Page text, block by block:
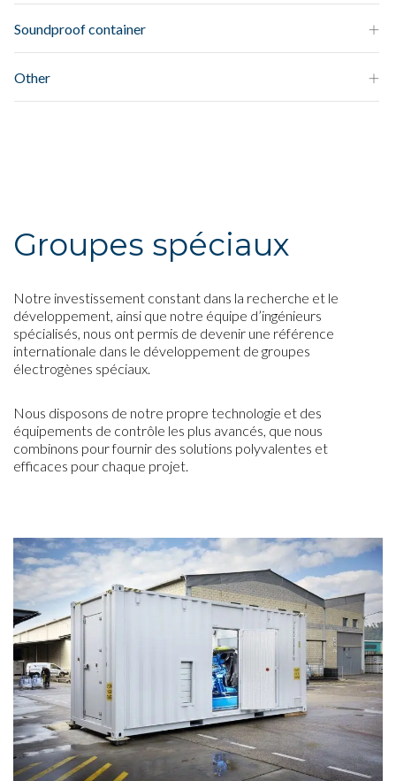
Soundproof container
Other
Groupes spéciaux
Notre investissement constant dans la recherche et le
développement, ainsi que notre équipe d’ingénieurs
spécialisés, nous ont permis de devenir une référence
internationale dans le développement de groupes
électrogènes spéciaux.
Nous disposons de notre propre technologie et des
équipements de contrôle les plus avancés, que nous
combinons pour fournir des solutions polyvalentes et
efficaces pour chaque projet.